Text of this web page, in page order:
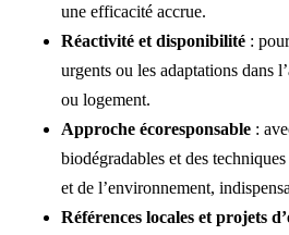
une efficacité accrue.
Réactivité et disponibilité :
urgents ou les adaptations dans
ou logement.
Approche écoresponsable :
biodégradables et des
et de l’environnement,
Références locales et projets